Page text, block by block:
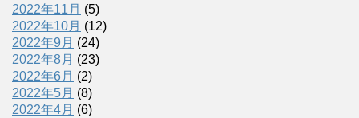
2022年11月 (5)
2022年10月 (12)
2022年9月 (24)
2022年8月 (23)
2022年6月 (2)
2022年5月 (8)
2022年4月 (6)